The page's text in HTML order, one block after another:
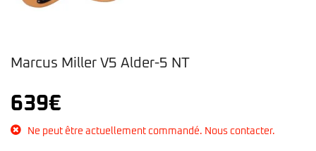
Marcus Miller V5 Alder-5 NT
639€
Ne peut être actuellement commandé. Nous contacter.